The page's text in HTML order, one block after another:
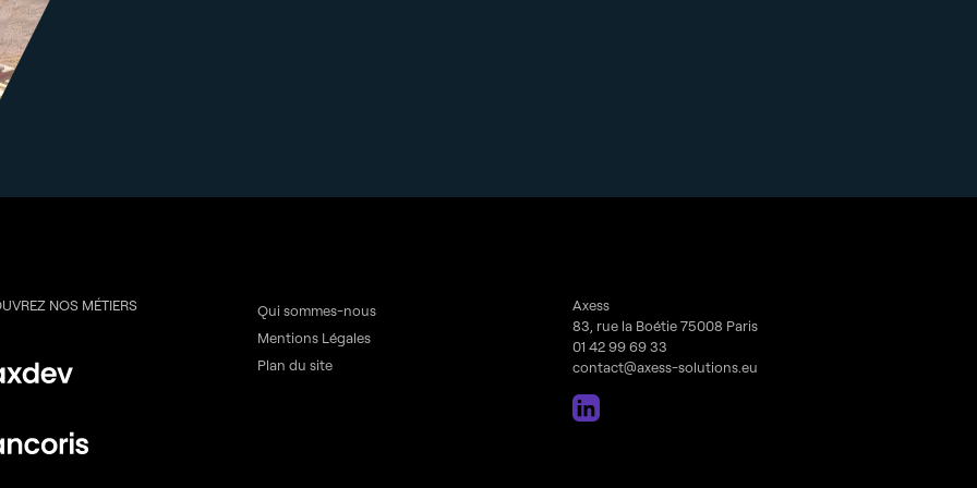
NOS MÉTIERS
Qui sommes-nous
Mentions Légales
Plan du site
Axess
83, rue la Boétie 75008 Paris
01 42 99 69 33
contact@axess-solutions.eu